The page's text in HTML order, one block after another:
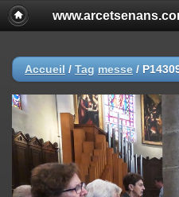
Accueil / Tag messe /